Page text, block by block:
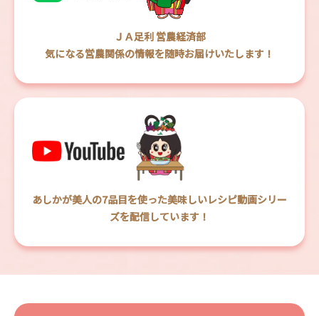
ＪＡ足利 営農経済部
気になる営農関係の情報を随時お届けいたします！
あしかが美人の7品目を使った美味しいレシピ動画シリー
ズを配信しています！